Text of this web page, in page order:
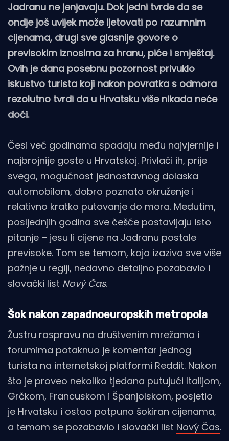
Jadranu ne jenjavaju. Dok jedni tvrde da se
ondje još uvijek može ljetovati po razumnim
cijenama, drugi sve glasnije govore o
previsokim iznosima za hranu, piće i smještaj.
Ovih je dana posebnu pozornost privuklo
iskustvo turista koji nakon povratka s odmora
rezolutno tvrdi da u Hrvatsku više nikada neće
doći.
Česi već godinama spadaju među najvjernije i
najbrojnije goste u Hrvatskoj. Privlači ih, prije
svega, mogućnost jednostavnog dolaska
automobilom, dobro poznato okruženje i
relativno kratko putovanje do mora. Međutim,
posljednjih godina sve češće postavljaju isto
pitanje – jesu li cijene na Jadranu postale
previsoke. Tom se temom, koja izaziva sve više
pažnje u regiji, nedavno detaljno pozabavio i
slovački list Nový Čas.
Šok nakon zapadnoeuropskih metropola
Žustru raspravu na društvenim mrežama i
forumima potaknuo je komentar jednog
turista na internetskoj platformi Reddit. Nakon
što je proveo nekoliko tjedana putujući Italijom,
Grčkom, Francuskom i Španjolskom, posjetio
je Hrvatsku i ostao potpuno šokiran cijenama,
a temom se pozabavio i slovački list Nový Čas.